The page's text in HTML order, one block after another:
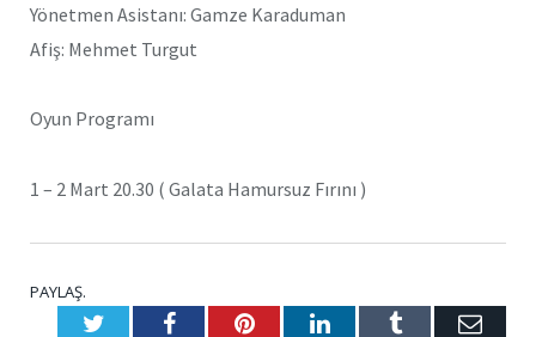
Yönetmen Asistanı: Gamze Karaduman
Afiş: Mehmet Turgut
Oyun Programı
1 – 2 Mart 20.30 ( Galata Hamursuz Fırını )
PAYLAŞ.
TwitterFacebookPinterestLinkedInTumblr E-